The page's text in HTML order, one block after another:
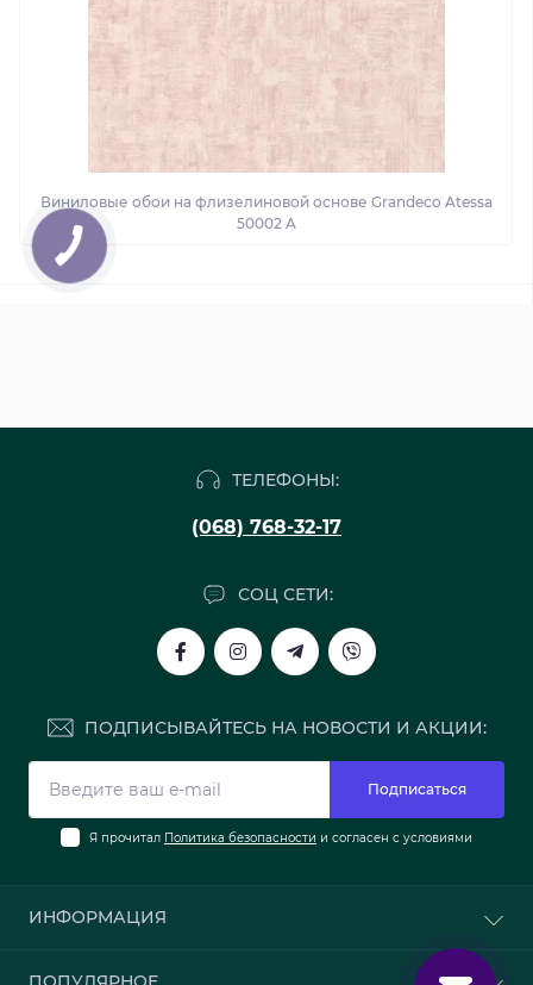
Виниловые обои на флизелиновой основе Grandeco Atessa
50002 A
ТЕЛЕФОНЫ:
(068) 768-32-17
СОЦ СЕТИ:
ПОДПИСЫВАЙТЕСЬ НА НОВОСТИ И АКЦИИ:
Подписаться
Я прочитал Политика безопасности и согласен с условиями
ИНФОРМАЦИЯ